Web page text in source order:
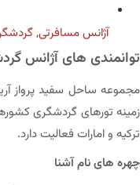
آژانس مسافرتی,
توانمندی های آژانس
زمینه تورهای گردشگری
ترکیه و امارات فعالیت دارد.
چهره های نام آشنا